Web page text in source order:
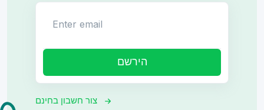
הירשם
צור חשבון בחינם